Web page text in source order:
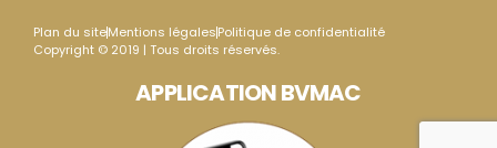
Plan du siteMentions légalesPolitique de confidentialité
Copyright © 2019 | Tous droits réservés.
APPLICATION BVMAC